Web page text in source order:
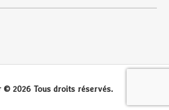
2026 Tous droits réservés.